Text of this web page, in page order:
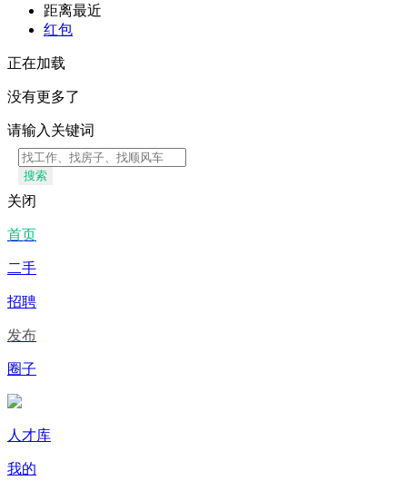
距离最近
红包
正在加载
没有更多了
请输入关键词
搜索
关闭
首页
二手
招聘
发布
圈子
人才库
我的